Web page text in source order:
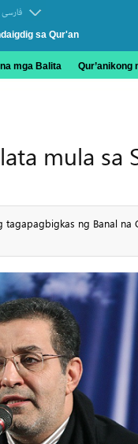
فارسی
sa Qur'an
mga Balita Qur’anikong
mula
tagapagbigkas ng Banal